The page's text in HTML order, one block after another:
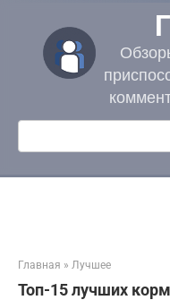
контенту
Поиск:
Главная » Лучшее
Топ-15 лучших